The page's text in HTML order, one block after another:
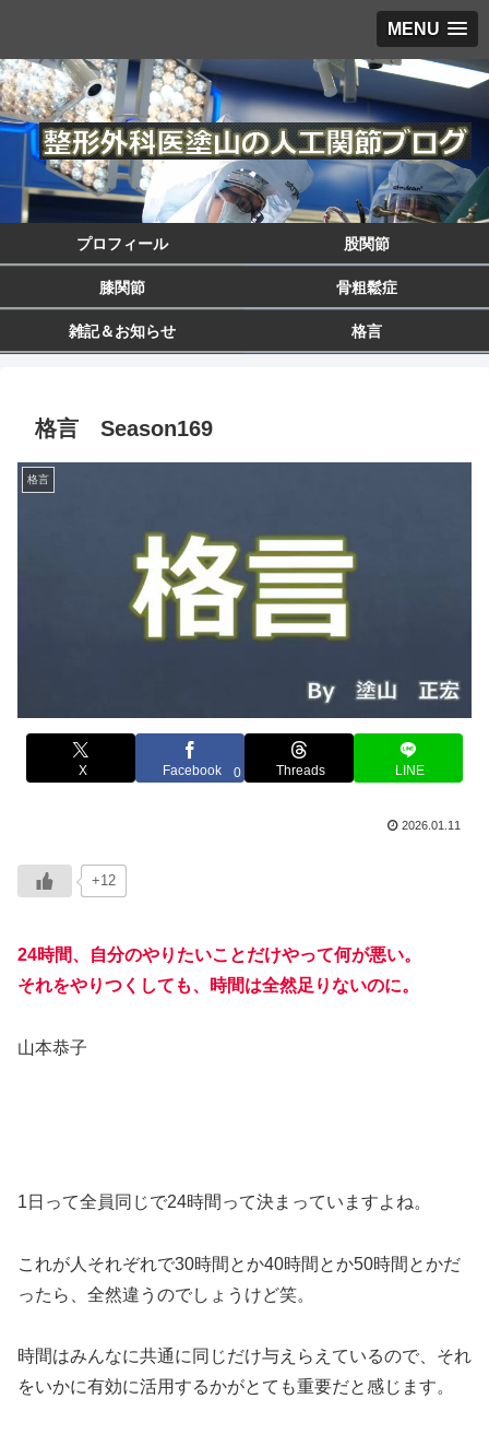
MENU
プロフィール 股関節
膝関節 骨粗鬆症
雑記＆お知らせ 格言
格言 Season169
格言
X Facebook 0 Threads LINE
2026.01.11
+12
24時間、自分のやりたいことだけやって何が悪い。
それをやりつくしても、時間は全然足りないのに。
山本恭子
1日って全員同じで24時間って決まっていますよね。
これが人それぞれで30時間とか40時間とか50時間とかだ
ったら、全然違うのでしょうけど笑。
時間はみんなに共通に同じだけ与えらえているので、それ
をいかに有効に活用するかがとても重要だと感じます。